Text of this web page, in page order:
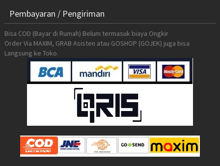
Pembayaran / Pengiriman
Bisa COD (Bayar di Rumah) Belum termasuk biaya Ongkir
Order Via MAXIM, GRAB Asisten atau GOSHOP (GOJEK) juga bisa
Langsung ke Toko.